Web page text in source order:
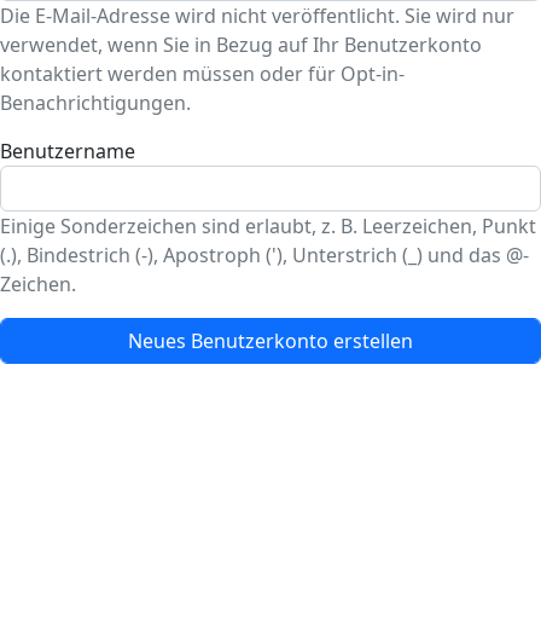
Die E-Mail-Adresse wird nicht veröffentlicht. Sie wird nur
verwendet, wenn Sie in Bezug auf Ihr Benutzerkonto
kontaktiert werden müssen oder für Opt-in-
Benachrichtigungen.
Benutzername
Einige Sonderzeichen sind erlaubt, z. B. Leerzeichen, Punkt
(.), Bindestrich (-), Apostroph ('), Unterstrich (_) und das @-
Zeichen.